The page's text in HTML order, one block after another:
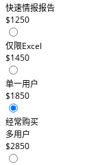
快速情报报告
$1250
仅限Excel
$1450
单一用户
$1850
经常购买
多用户
$2850